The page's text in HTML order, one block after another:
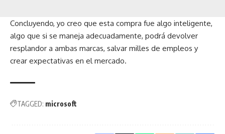
Concluyendo, yo creo que esta compra fue algo inteligente,
algo que si se maneja adecuadamente, podrá devolver
resplandor a ambas marcas, salvar milles de empleos y
crear expectativas en el mercado.
TAGGED: microsoft